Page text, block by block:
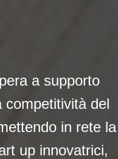
a supporto
competitività del
in rete la
up innovatrici,